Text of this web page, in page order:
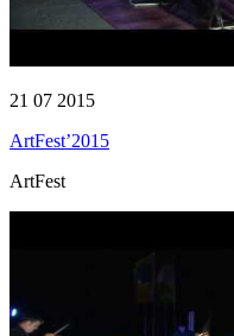
21 07 2015
ArtFest’2015
ArtFest